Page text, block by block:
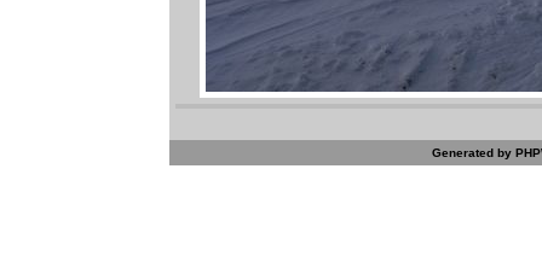
Generated by